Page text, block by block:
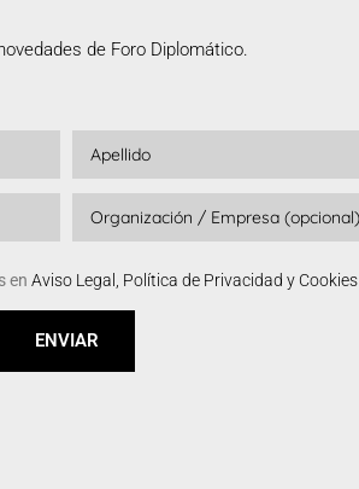
de Foro Diplomático.
en Aviso Legal, Política de Privacidad y Cookies
ENVIAR